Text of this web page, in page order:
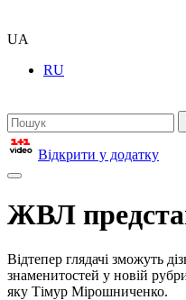
UA
RU
Відкрити у додатку
ЖВЛ
Відтепер глядачі зможуть
знаменитостей у новій
яку Тімур Мірошниченко.